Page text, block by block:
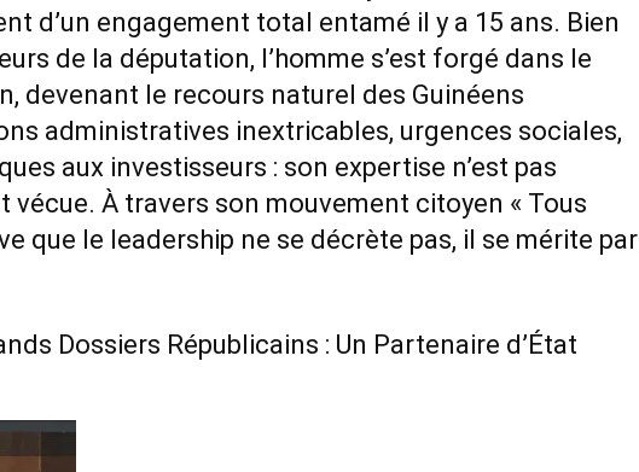
d’un engagement total entamé il y a 15 ans. Bien
de la députation, l’homme s’est forgé dans le
devenant le recours naturel des Guinéens
administratives inextricables, urgences sociales,
aux investisseurs : son expertise n’est pas
vécue. À travers son mouvement citoyen « Tous
que le leadership ne se décrète pas, il se mérite par
Dossiers Républicains : Un Partenaire d’État